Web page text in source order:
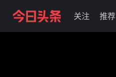
关注 推荐